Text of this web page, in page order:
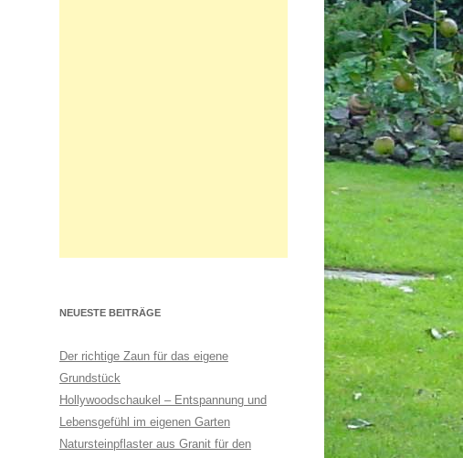
NEUESTE BEITRÄGE
Der richtige Zaun für das eigene
Grundstück
Hollywoodschaukel – Entspannung und
Lebensgefühl im eigenen Garten
Natursteinpflaster aus Granit für den